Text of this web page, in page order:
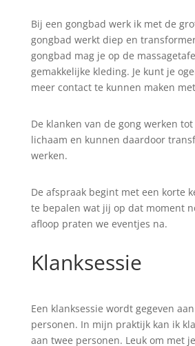
Bij een gongbad werk ik met de
gongbad werkt diep en
gongbad mag je op de
gemakkelijke kleding. Je kunt je
meer contact te kunnen maken
De klanken van de gong werken
lichaam en kunnen daardoor
werken.
De afspraak begint met een korte
te bepalen wat jij op dat moment
afloop praten we eventjes na.
Klanksessie
Een klanksessie wordt gegeven
personen. In mijn praktijk kan ik
aan twee personen. Leuk om met